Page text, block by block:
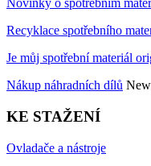
Novinky o spotřebním
Recyklace spotřebního
Je můj spotřební materiál
Nákup náhradních dílů New
KE STAŽENÍ
Ovladače a nástroje